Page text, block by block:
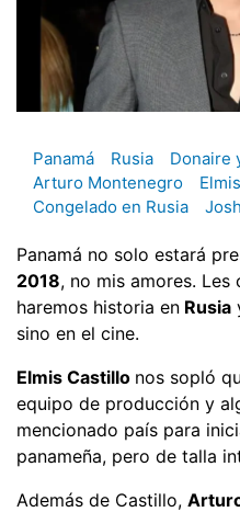
Panamá Rusia
Donaire
Arturo Montenegro
Congelado en Rusia
Panamá no solo estará
2018, no mis amores.
haremos historia en Rusia
sino en el cine.
Elmis Castillo nos sopló
equipo de producción y
mencionado país para
panameña, pero de talla
Además de Castillo,